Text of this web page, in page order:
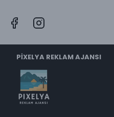
PİXELYA REKLAM AJANSI